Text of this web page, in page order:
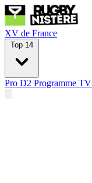
XV de France
Top 14
Pro D2 Programme TV